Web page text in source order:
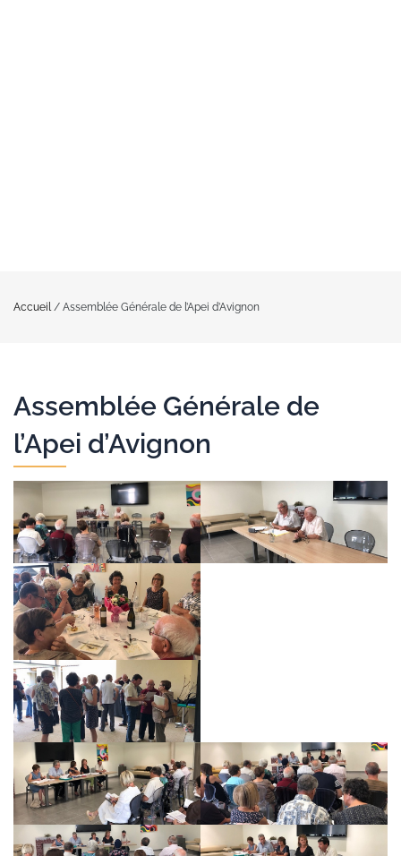
Accueil/ Assemblée Générale de l’Apei d’Avignon
Assemblée Générale de
l’Apei d’Avignon